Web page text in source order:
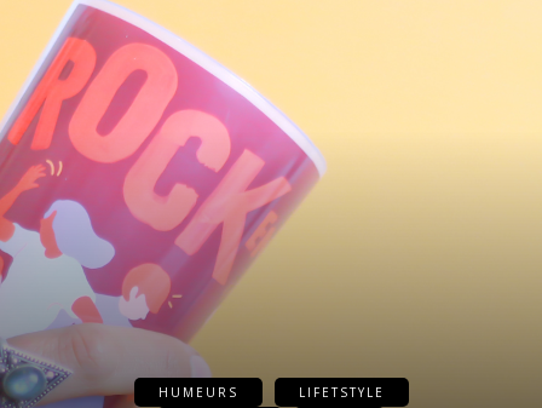
HUMEURS
LIFETSTYLE